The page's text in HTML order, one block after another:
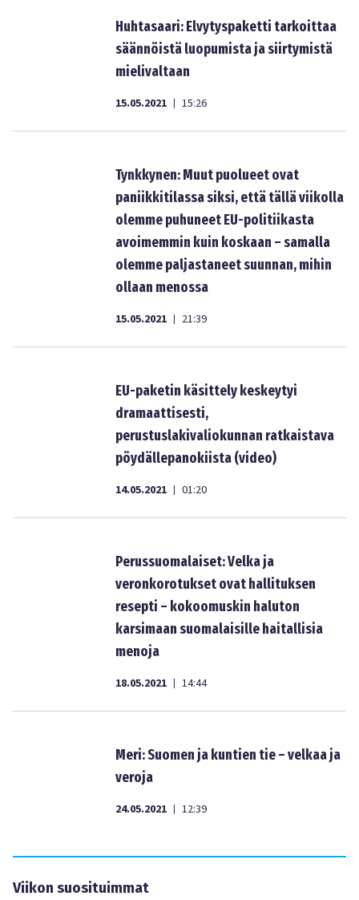
Huhtasaari: Elvytyspaketti tarkoittaa
säännöistä luopumista ja siirtymistä
mielivaltaan
15.05.2021 | 15:26
Tynkkynen: Muut puolueet ovat
paniikkitilassa siksi, että tällä viikolla
olemme puhuneet EU-politiikasta
avoimemmin kuin koskaan – samalla
olemme paljastaneet suunnan, mihin
ollaan menossa
15.05.2021 | 21:39
EU-paketin käsittely keskeytyi
dramaattisesti,
perustuslakivaliokunnan ratkaistava
pöydällepanokiista (video)
14.05.2021 | 01:20
Perussuomalaiset: Velka ja
veronkorotukset ovat hallituksen
resepti – kokoomuskin haluton
karsimaan suomalaisille haitallisia
menoja
18.05.2021 | 14:44
Meri: Suomen ja kuntien tie – velkaa ja
veroja
24.05.2021 | 12:39
Viikon suosituimmat